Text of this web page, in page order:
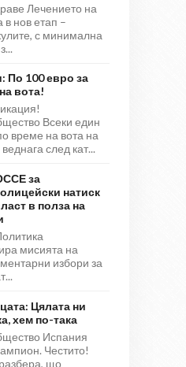
Лечението на
в нов етап –
с минимална
По 100 евро за
вота!
Всеки един
време на вота на
след кат...
за
натиск
в полза на
мисията на
избори за
Цялата ни
хем по-така
Испания
Честито!
що